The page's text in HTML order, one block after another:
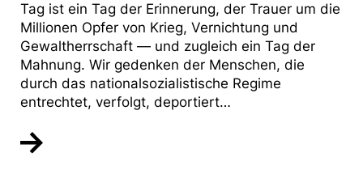
Tag ist ein Tag der Erinnerung, der Trauer um die
Millionen Opfer von Krieg, Vernichtung und
Gewaltherrschaft — und zugleich ein Tag der
Mahnung. Wir gedenken der Menschen, die
durch das nationalsozialistische Regime
entrechtet, verfolgt, deportiert…